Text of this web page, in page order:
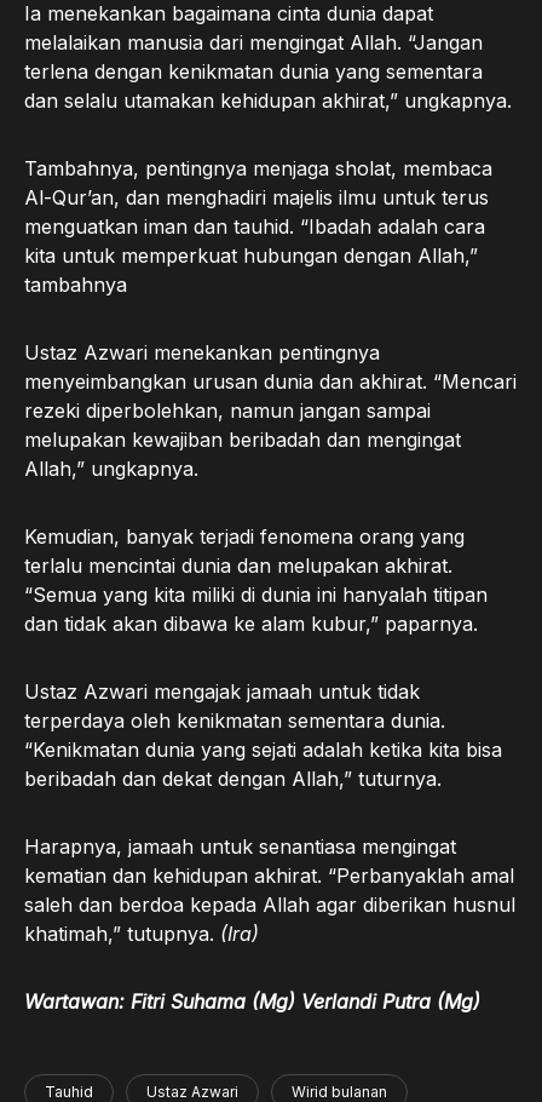
Ia menekankan bagaimana cinta dunia dapat
melalaikan manusia dari mengingat Allah. “Jangan
terlena dengan kenikmatan dunia yang sementara
dan selalu utamakan kehidupan akhirat,” ungkapnya.
Tambahnya, pentingnya menjaga sholat, membaca
Al-Qur’an, dan menghadiri majelis ilmu untuk terus
menguatkan iman dan tauhid. “Ibadah adalah cara
kita untuk memperkuat hubungan dengan Allah,”
tambahnya
Ustaz Azwari menekankan pentingnya
menyeimbangkan urusan dunia dan akhirat. “Mencari
rezeki diperbolehkan, namun jangan sampai
melupakan kewajiban beribadah dan mengingat
Allah,” ungkapnya.
Kemudian, banyak terjadi fenomena orang yang
terlalu mencintai dunia dan melupakan akhirat.
“Semua yang kita miliki di dunia ini hanyalah titipan
dan tidak akan dibawa ke alam kubur,” paparnya.
Ustaz Azwari mengajak jamaah untuk tidak
terperdaya oleh kenikmatan sementara dunia.
“Kenikmatan dunia yang sejati adalah ketika kita bisa
beribadah dan dekat dengan Allah,” tuturnya.
Harapnya, jamaah untuk senantiasa mengingat
kematian dan kehidupan akhirat. “Perbanyaklah amal
saleh dan berdoa kepada Allah agar diberikan husnul
khatimah,” tutupnya. (Ira)
Wartawan: Fitri Suhama (Mg) Verlandi Putra (Mg)
Tauhid Ustaz Azwari Wirid bulanan